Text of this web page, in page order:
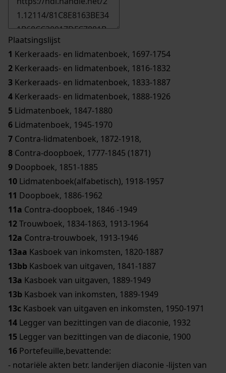
Plaatsingslijst
1 Kerkeraads- en lidmatenboek, 1697-1754
2 Kerkeraads- en lidmatenboek, 1816-1832
3 Kerkeraads- en lidmatenboek, 1833-1887
4 Kerkeraads- en lidmatenboek, 1888-1926
5 Lidmatenboek, 1847-1880
6 Lidmatenboek, 1945-1970
7 Contra-lidmatenboek, 1872-1918,
8 Contra-doopboek, 1777-1845 (1871)
9 Doopboek, 1851-1885
10 Lidmatenboek(alfabetisch), 1918-1957
11 Doopboek, 1886-1962
11a Contra-doopboek, 1846 -1949
12Trouwboek, 1834-1863, 1913-1964
12a Contra-trouwboek, 1913-1946
13aa Kasboek van inkomsten, 1820-1887
13bb Kasboek van uitgaven, 1841-1887
13a Kasboek van uitgaven, 1889-1949
13b Kasboek van inkomsten, 1889-1949
13c Kasboek van uitgaven en inkomsten, 1950-1971
14 Legger van bezittingen van de diaconie, 1932
15 Legger van bezittingen van de diaconie, 1900
16 Portefeuille,bevattende:
- notariële akten betr. landerijen diaconie -lijsten van